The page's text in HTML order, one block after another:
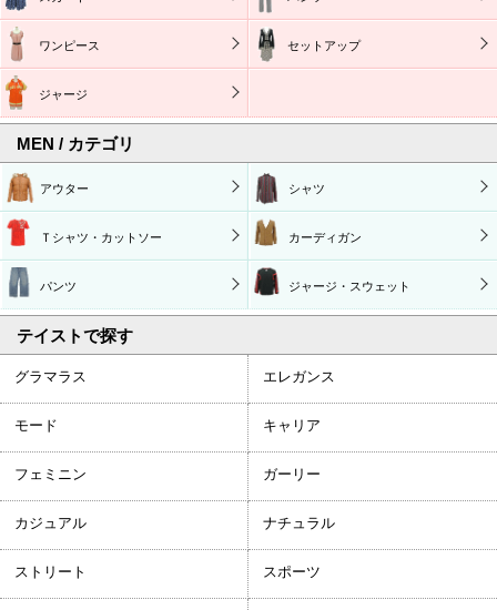
ワンピース セットアップ
ジャージ
MEN / カテゴリ
アウター シャツ
Ｔシャツ・カットソー カーディガン
パンツ ジャージ・スウェット
テイストで探す
グラマラス エレガンス
モード キャリア
フェミニン ガーリー
カジュアル ナチュラル
ストリート スポーツ